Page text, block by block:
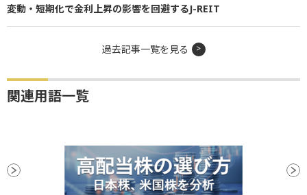
変動・短期化で金利上昇の影響を回避するJ-REIT
過去記事一覧を見る
関連用語一覧